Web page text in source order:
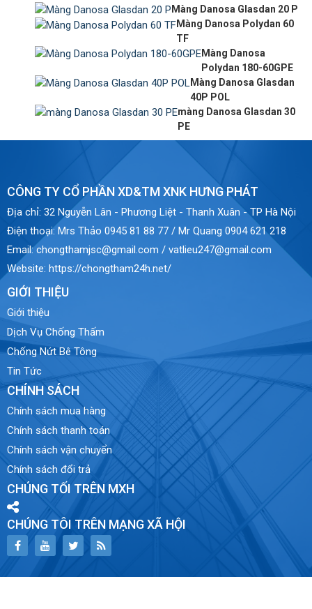
Màng Danosa Glasdan 20 P
Màng Danosa Polydan 60
TF
Màng Danosa
Polydan 180-60GPE
Màng Danosa Glasdan
40P POL
màng Danosa Glasdan 30
PE
CÔNG TY CỔ PHẦN XD&TM XNK HƯNG PHÁT
Địa chỉ: 32 Nguyễn Lân - Phương Liệt - Thanh Xuân - TP Hà Nội
Điện thoại: Mrs Thảo 0945 81 88 77 / Mr Quang 0904 621 218
Email:chongthamjsc@gmail.com / vatlieu247@gmail.com
Website: https://chongtham24h.net/
GIỚI THIỆU
Giới thiệu
Dịch Vụ Chống Thấm
Chống Nứt Bê Tông
Tin Tức
CHÍNH SÁCH
Chính sách mua hàng
Chính sách thanh toán
Chính sách vận chuyển
Chính sách đổi trả
CHÚNG TỐI TRÊN MXH
CHÚNG TÔI TRÊN MẠNG XÃ HỘI